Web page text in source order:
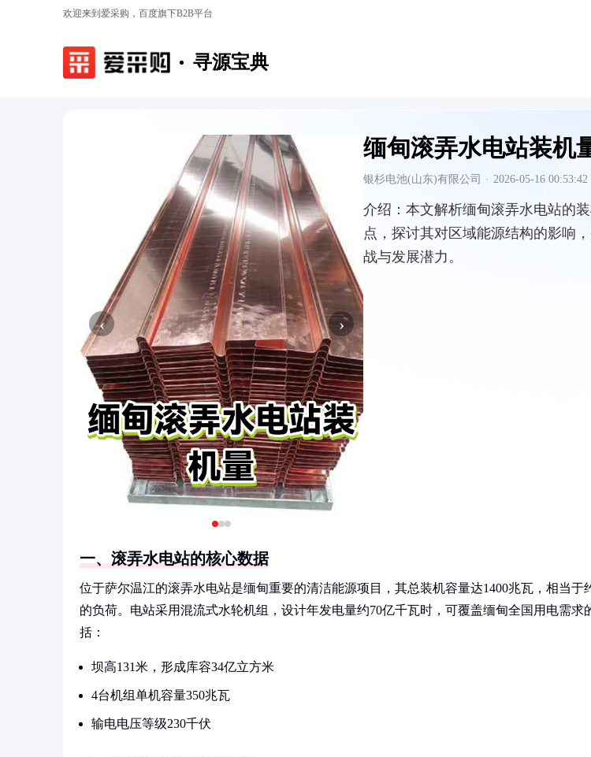
欢迎来到爱采购，百度旗下B2B平台
寻源宝典
‹ ›
缅甸滚弄水电站装机
银杉电池(山东)有限公司 · 2026-05-16 00:53:42
介绍： 本文解析缅甸滚弄水电站的
点，探讨其对区域能源结构的影响
战与发展潜力。
一、滚弄水电站的核心数据
位于萨尔温江的滚弄水电站是缅甸重要的清洁能源项目，其总装机容量达1400兆瓦，相当于
的负荷。电站采用混流式水轮机组，设计年发电量约70亿千瓦时，可覆盖缅甸全国用电需求
括：
坝高131米，形成库容34亿立方米
4台机组单机容量350兆瓦
输电电压等级230千伏